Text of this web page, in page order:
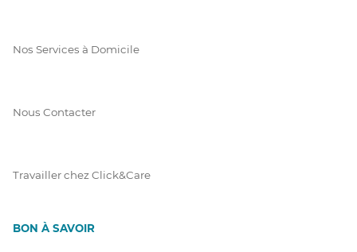
Nos Services à Domicile
Nous Contacter
Travailler chez Click&Care
BON À SAVOIR